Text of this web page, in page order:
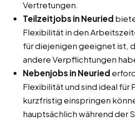
Vertretungen.
Teilzeitjobs in Neuried
Flexibilität in den
für diejenigen geeignet ist,
andere Verpflichtungen
Nebenjobs in Neuried
Flexibilität und sind ideal für
kurzfristig einspringen
hauptsächlich während der